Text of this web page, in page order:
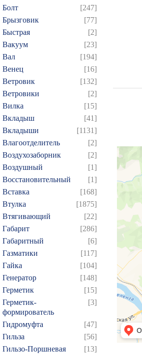
Болт
[247]
Брызговик
[77]
Быстрая
[2]
Вакуум
[23]
Вал
[194]
Венец
[16]
Ветровик
[132]
Ветровики
[2]
Вилка
[15]
Вкладыш
[41]
Вкладыши
[1131]
Влагоотделитель
[2]
Воздухозаборник
[2]
Воздушный
[1]
Восстановительный
[1]
Вставка
[168]
Втулка
[1875]
Втягивающий
[22]
Габарит
[286]
Габаритный
[6]
Газматики
[117]
Гайка
[104]
Генератор
[148]
Герметик
[15]
Герметик-
формирователь
[3]
Гидромуфта
[47]
Гильза
[56]
Гильзо-Поршневая
[13]